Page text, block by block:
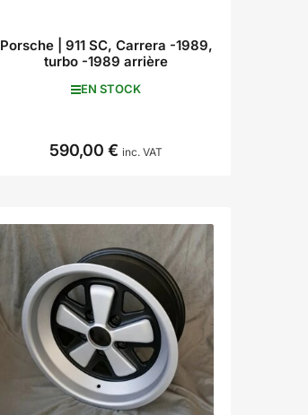
Porsche | 911 SC, Carrera -1989,
turbo -1989 arrière
EN STOCK
Prix
590,00 € inc. VAT